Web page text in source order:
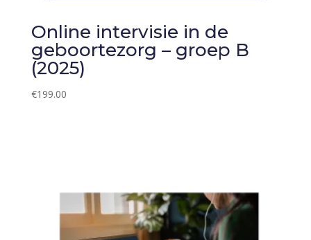
Online intervisie in de
geboortezorg – groep B
(2025)
€199.00